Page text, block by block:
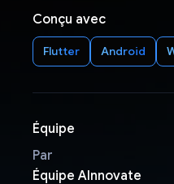
Conçu avec
Flutter Android
Équipe
Par
Équipe AInnovate